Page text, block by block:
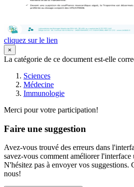
cliquez sur le lien
×
La catégorie de ce document est-elle
Sciences
Médecine
Immunologie
Merci pour votre participation!
Faire une suggestion
Avez-vous trouvé des erreurs dans
savez-vous comment améliorer
N'hésitez pas à envoyer vos suggestions.
nous!